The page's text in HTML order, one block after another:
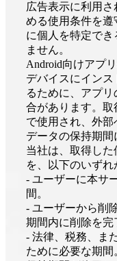
広告表示に利用
める使用条件を
に個人を特定でき
ません。
Android向けアプ
デバイスにイン
るために、アプ
合があります。
で使用され、外部
データの保持期間
当社は、取得し
を、以下のいずれ
- ユーザーに本サ
間。
- ユーザーから削
期間内に削除を完
- 法律、税務、ま
ために必要な期間